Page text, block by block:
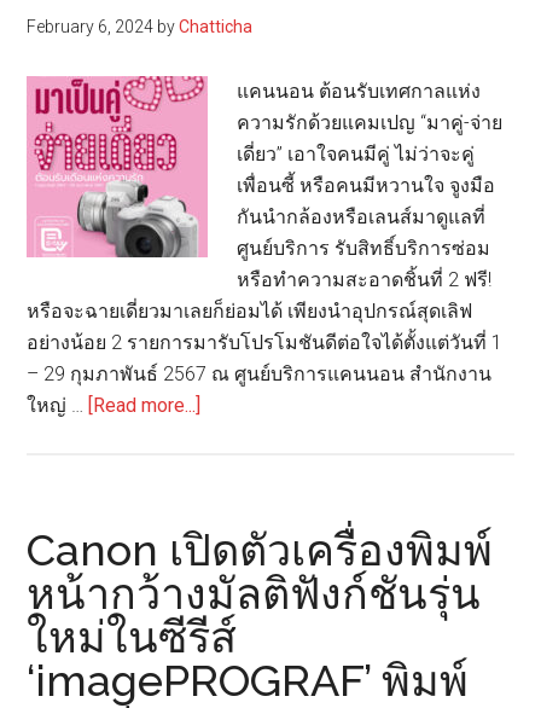
S250N”
จัด
เต็ม
ด้วย
ฟัง
ก์ชั่น
เพื่อ
การ
ทำงาน
ใน
February 6, 2024 byChatticha
แคนนอน ต้อนรับเทศกาลแห่ง
ความรักด้วยแคมเปญ “มาคู่-จ่าย
เดี่ยว” เอาใจคนมีคู่ ไม่ว่าจะคู่
เพื่อนซี้ หรือคนมีหวานใจ จูงมือ
กันนำกล้องหรือเลนส์มาดูแลที่
ศูนย์บริการ รับสิทธิ์บริการซ่อม
หรือทำความสะอาดชิ้นที่ 2 ฟรี!
หรือจะฉายเดี่ยวมาเลยก็ย่อมได้ เพียงนำอุปกรณ์สุดเลิฟ
อย่างน้อย 2 รายการมารับโปรโมชันดีต่อใจได้ตั้งแต่วันที่ 1
– 29 กุมภาพันธ์ 2567 ณ ศูนย์บริการแคนนอน สำนักงาน
ใหญ่ …
[Read more...]
โปร
หวาน
รับ
วาเลนไทน์
ใน
บริการ
Canon เปิดตัวเครื่องพิมพ์
หน้ากว้างมัลติฟังก์ชันรุ่น
ใหม่ในซีรีส์
‘imagePROGRAF’ พิมพ์